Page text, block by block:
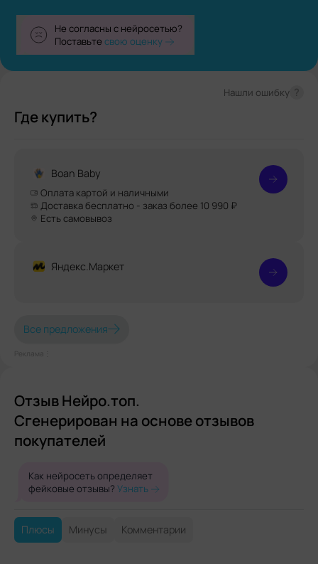
Не согласны с нейросетью?
Поставьтесвою оценку
Где купить?
Нашли ошибку
Boan Baby
Оплата картой и наличными
Доставка бесплатно - заказ более 10 990 ₽
Есть самовывоз
Яндекс.Маркет
Все предложения
Реклама⋮
Отзыв Нейро.топ.
Сгенерирован на основе отзывов
покупателей
Как нейросеть определяет
фейковые отзывы? Узнать
Плюсы Минусы Комментарии